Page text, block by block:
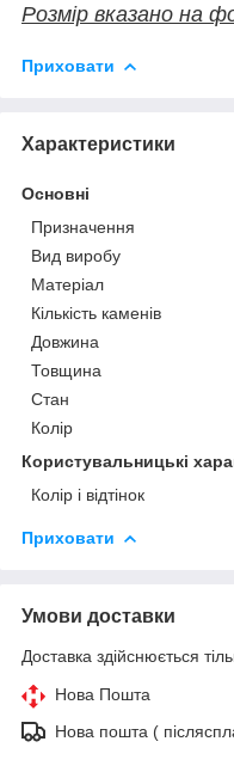
Розмір вказано на
Приховати
Характеристики
Основні
Призначення
Вид виробу
Матеріал
Кількість каменів
Довжина
Товщина
Стан
Колір
Користувальницькі
Колір і відтінок
Приховати
Умови доставки
Доставка здійснюється
Нова Пошта
Нова пошта (